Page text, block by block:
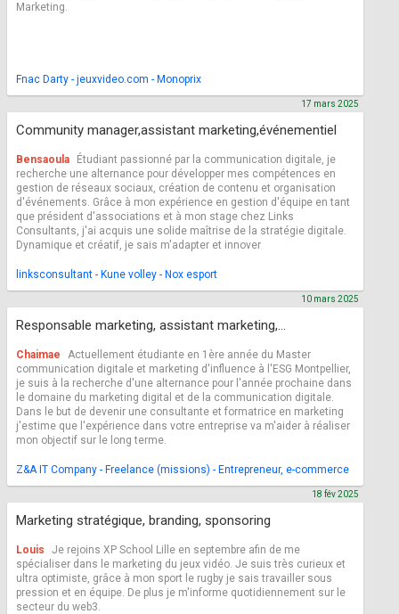
Marketing.
Fnac Darty - jeuxvideo.com - Monoprix
Community manager,assistant marketing,événementiel
17 mars 2025
Bensaoula
Étudiant passionné par la communication digitale, je
recherche une alternance pour développer mes compétences en
gestion de réseaux sociaux, création de contenu et organisation
d'événements. Grâce à mon expérience en gestion d'équipe en tant
que président d'associations et à mon stage chez Links
Consultants, j'ai acquis une solide maîtrise de la stratégie digitale.
Dynamique et créatif, je sais m'adapter et innover
linksconsultant - Kune volley - Nox esport
Responsable marketing, assistant marketing,...
10 mars 2025
Chaimae
Actuellement étudiante en 1ère année du Master
communication digitale et marketing d'influence à l'ESG Montpellier,
je suis à la recherche d'une alternance pour l'année prochaine dans
le domaine du marketing digital et de la communication digitale.
Dans le but de devenir une consultante et formatrice en marketing
j'estime que l'expérience dans votre entreprise va m'aider à réaliser
mon objectif sur le long terme.
Z&A IT Company - Freelance (missions) - Entrepreneur, e-commerce
Marketing stratégique, branding, sponsoring
18 fév 2025
Louis
Je rejoins XP School Lille en septembre afin de me
spécialiser dans le marketing du jeux vidéo. Je suis très curieux et
ultra optimiste, grâce à mon sport le rugby je sais travailler sous
pression et en équipe. De plus je m'informe quotidiennement sur le
secteur du web3.